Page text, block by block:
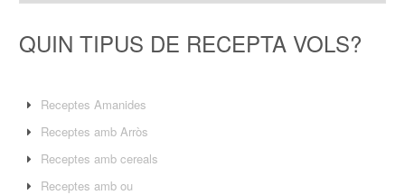
QUIN TIPUS DE RECEPTA VOLS?
Receptes Amanides
Receptes amb Arròs
Receptes amb cereals
Receptes amb ou